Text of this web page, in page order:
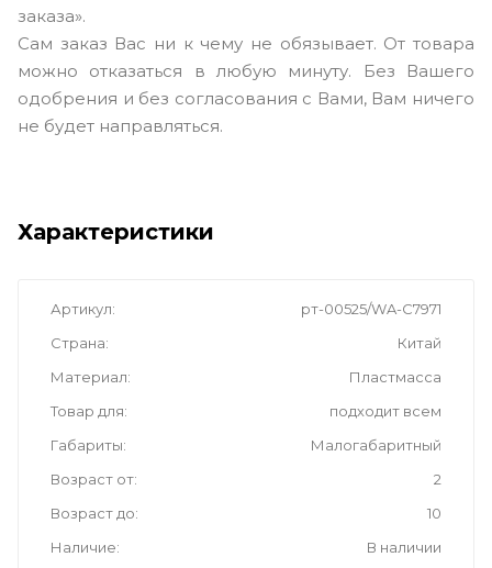
заказа».
Сам заказ Вас ни к чему не обязывает. От товара
можно отказаться в любую минуту. Без Вашего
одобрения и без согласования с Вами, Вам ничего
не будет направляться.
Характеристики
Артикул
рт-00525/WA-C7971
Страна
Китай
Материал
Пластмасса
Товар для
подходит всем
Габариты
Малогабаритный
Возраст от
2
Возраст до
10
Наличие
В наличии